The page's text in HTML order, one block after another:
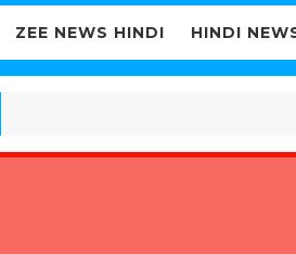
ZEE NEWS HINDI HINDI